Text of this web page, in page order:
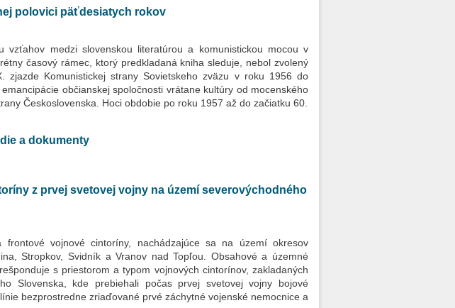
polovici päťdesiatych rokov
vzťahov medzi slovenskou literatúrou a komunistickou mocou v
časový rámec, ktorý predkladaná kniha sleduje, nebol zvolený
zjazde Komunistickej strany Sovietskeho zväzu v roku 1956 do
občianskej spoločnosti vrátane kultúry od mocenského
Československa. Hoci obdobie po roku 1957 až do začiatku 60.
a dokumenty
z prvej svetovej vojny na území severovýchodného
frontové vojnové cintoríny, nachádzajúce sa na území okresov
Stropkov, Svidník a Vranov nad Topľou. Obsahové a územné
s priestorom a typom vojnových cintorínov, zakladaných
Slovenska, kde prebiehali počas prvej svetovej vojny bojové
bezprostredne zriaďované prvé záchytné vojenské nemocnice a